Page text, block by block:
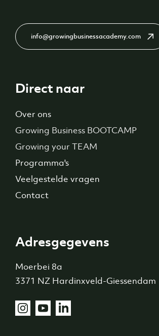
info@growingbusinessacademy.com
Direct naar
Over ons
Growing Business BOOTCAMP
Growing your TEAM
Programma's
Veelgestelde vragen
Contact
Adresgegevens
Moerbei 8a
3371 NZ Hardinxveld-Giessendam